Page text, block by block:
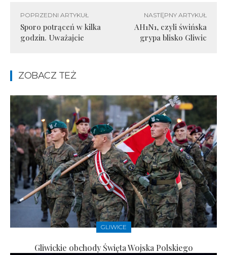
POPRZEDNI ARTYKUŁ
Sporo potrąceń w kilka
godzin. Uważajcie
NASTĘPNY ARTYKUŁ
AH1N1, czyli świńska
grypa blisko Gliwic
ZOBACZ TEŻ
GLIWICE
Gliwickie obchody Święta Wojska Polskiego